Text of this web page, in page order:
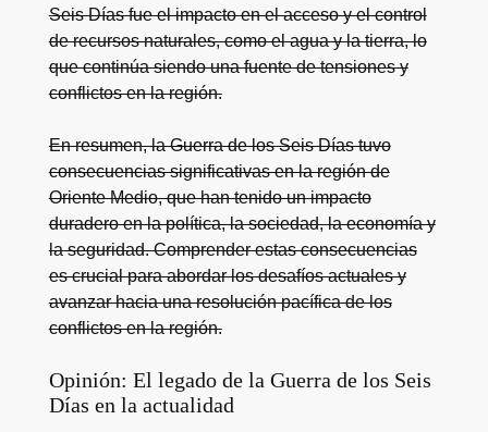
Seis Días fue el impacto en el acceso y el control
de recursos naturales, como el agua y la tierra, lo
que continúa siendo una fuente de tensiones y
conflictos en la región.
En resumen, la Guerra de los Seis Días tuvo
consecuencias significativas en la región de
Oriente Medio, que han tenido un impacto
duradero en la política, la sociedad, la economía y
la seguridad. Comprender estas consecuencias
es crucial para abordar los desafíos actuales y
avanzar hacia una resolución pacífica de los
conflictos en la región.
Opinión: El legado de la Guerra de los Seis
Días en la actualidad